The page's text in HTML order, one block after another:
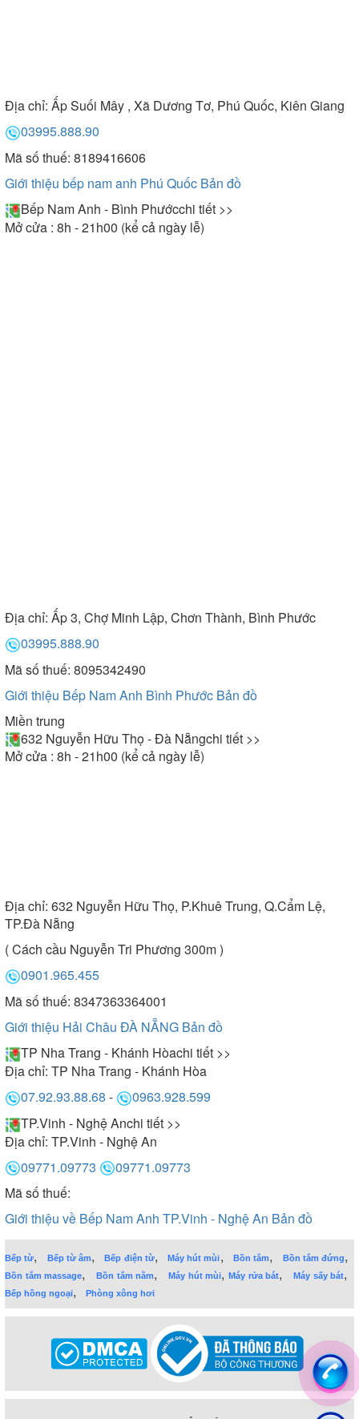
Địa chỉ: Ấp Suối Mây , Xã Dương Tơ, Phú Quốc, Kiên Giang
03995.888.90
Mã số thuế: 8189416606
Giới thiệu bếp nam anh Phú Quốc Bản đồ
Bếp Nam Anh - Bình Phướcchi tiết >>
Mở cửa : 8h - 21h00 (kể cả ngày lễ)
Địa chỉ: Ấp 3, Chợ Minh Lập, Chơn Thành, Bình Phước
03995.888.90
Mã số thuế: 8095342490
Giới thiệu Bếp Nam Anh Bình Phước Bản đồ
Miền trung
632 Nguyễn Hữu Thọ - Đà Nẵngchi tiết >>
Mở cửa : 8h - 21h00 (kể cả ngày lễ)
Địa chỉ: 632 Nguyễn Hữu Thọ, P.Khuê Trung, Q.Cẩm Lệ,
TP.Đà Nẵng
( Cách cầu Nguyễn Tri Phương 300m )
0901.965.455
Mã số thuế: 8347363364001
Giới thiệu Hải Châu ĐÀ NẴNG Bản đồ
TP Nha Trang - Khánh Hòachi tiết >>
Địa chỉ: TP Nha Trang - Khánh Hòa
07.92.93.88.68 -
0963.928.599
TP.Vinh - Nghệ Anchi tiết >>
Địa chỉ: TP.Vinh - Nghệ An
09771.09773
09771.09773
Mã số thuế:
Giới thiệu về Bếp Nam Anh TP.Vinh - Nghệ An Bản đồ
Bếp từ, Bếp từ âm,Bếp điện từ,Máy hút mùi, Bồn tắm, Bồn tắm đứng,
Bồn tắm massage,Bồn tắm nằm,Máy hút mùi,Máy rửa bát,Máy sấy bát,
Bếp hồng ngoại, Phòng xông hơi